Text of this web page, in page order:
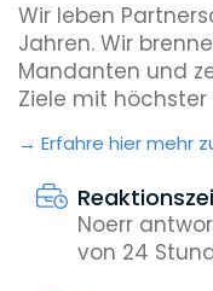
Wir leben
Jahren. Wir
Mandanten und
Ziele mit höchster
Erfahre hier mehr
Noerr
von 24